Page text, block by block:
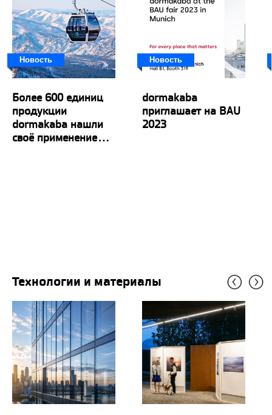
Новость
Более 600 единиц
продукции
dormakaba нашли
своё применение...
Новость
dormakaba
приглашает на BAU
2023
Технологии и материалы